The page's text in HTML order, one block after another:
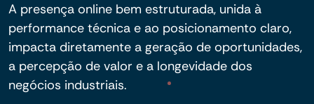
A presença online bem estruturada, unida à
performance técnica e ao posicionamento claro,
impacta diretamente a geração de oportunidades,
a percepção de valor e a longevidade dos
negócios industriais.